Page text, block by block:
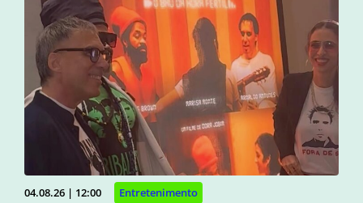
04.08.26 | 12:00 Entretenimento